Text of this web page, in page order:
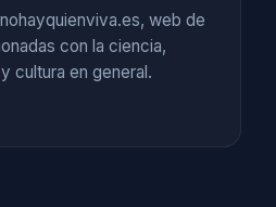
web de
con la ciencia,
cultura en general.